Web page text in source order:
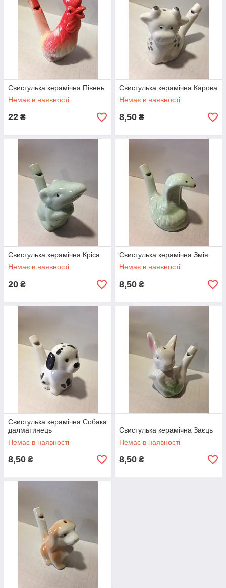
Різьблені дерев'яні шкатулки, прикрашені бісером —
красиві і оригінальні вироби для подарунка
найулюбленішим.
Дерев'яні магніти з написами і зображеннями пам'яток.
Креативні варіанти з іронічними фразами.
Міцні дерев'яні рогатки з надійною гумкою. Підійдуть
Особливості замовлення сувенірів
Можливе замовлення оптом і великим
оптом.
2
замовлення.
виготовлення.
4
отримання та перевірки.
Гарантированный возврат денег, если вас
не устроило качество.
Свистулька керамічна Півень
Немає в наявності
22 ₴
Свистулька керамічна Карова
Немає в наявності
8,50 ₴
Свистулька керамічна Кріса
Немає в наявності
20 ₴
Свистулька керамічна Змія
Немає в наявності
8,50 ₴
Свистулька керамічна Собака
далматинець
Немає в наявності
8,50 ₴
Свистулька керамічна Заєць
Немає в наявності
8,50 ₴